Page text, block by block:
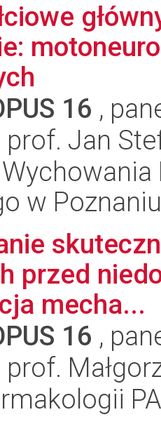
16 ,
prof. Jan
w
przed
mecha...
16 ,